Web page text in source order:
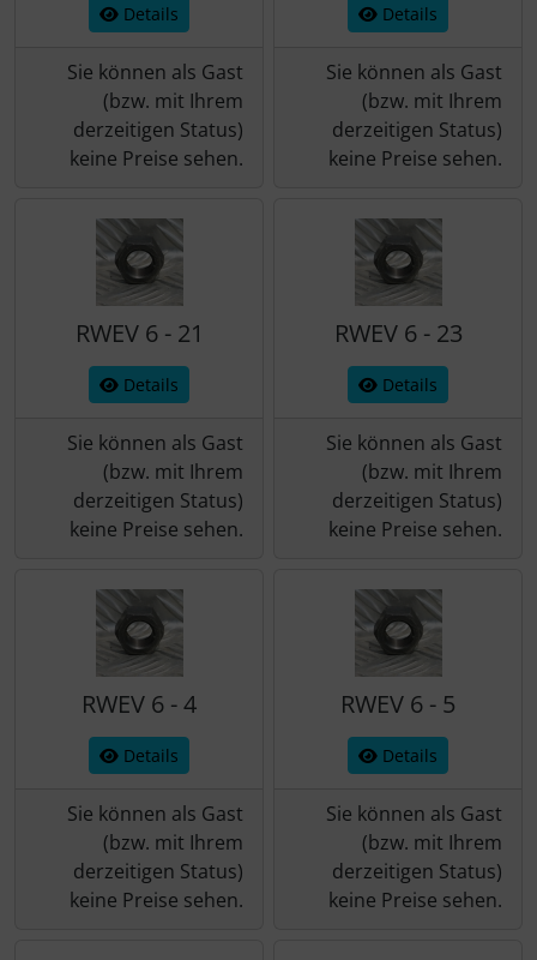
Details
Sie können als Gast
(bzw. mit Ihrem
derzeitigen Status)
keine Preise sehen.
Details
Sie können als Gast
(bzw. mit Ihrem
derzeitigen Status)
keine Preise sehen.
RWEV 6 - 21
Details
Sie können als Gast
(bzw. mit Ihrem
derzeitigen Status)
keine Preise sehen.
RWEV 6 - 23
Details
Sie können als Gast
(bzw. mit Ihrem
derzeitigen Status)
keine Preise sehen.
RWEV 6 - 4
Details
Sie können als Gast
(bzw. mit Ihrem
derzeitigen Status)
keine Preise sehen.
RWEV 6 - 5
Details
Sie können als Gast
(bzw. mit Ihrem
derzeitigen Status)
keine Preise sehen.